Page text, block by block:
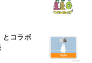
とコラボ